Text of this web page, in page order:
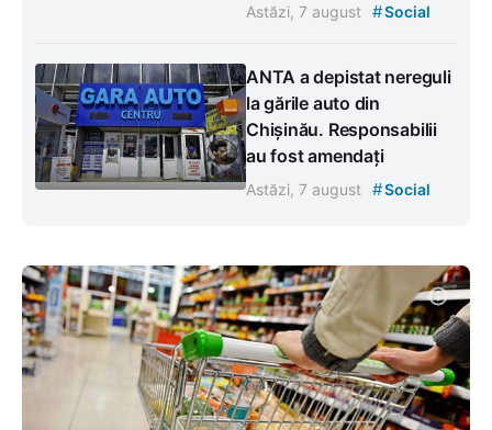
Astăzi, 7 august #Social
ANTA a depistat nereguli
la gările auto din
Chișinău. Responsabilii
au fost amendați
Astăzi, 7 august #Social